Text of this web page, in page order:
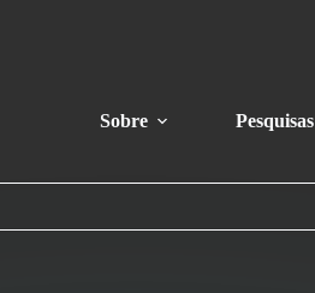
Sobre Pesquisas